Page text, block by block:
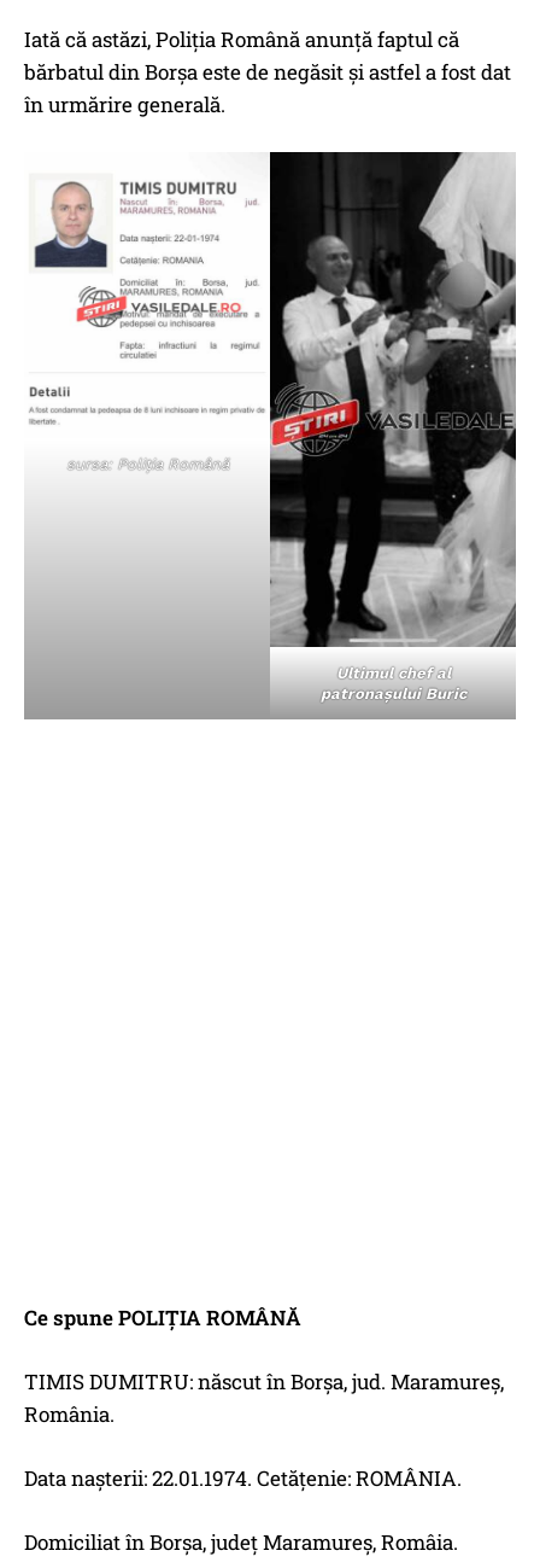
Iată că astăzi, Poliția Română anunță faptul că
bărbatul din Borșa este de negăsit și astfel a fost dat
în urmărire generală.
sursa: Poliția Română
Ultimul chef al
patronașului Buric
Ce spune POLIȚIA ROMÂNĂ
TIMIS DUMITRU: născut în Borșa, jud. Maramureș,
România.
Data nașterii: 22.01.1974. Cetățenie: ROMÂNIA.
Domiciliat în Borșa, județ Maramureș, Româia.